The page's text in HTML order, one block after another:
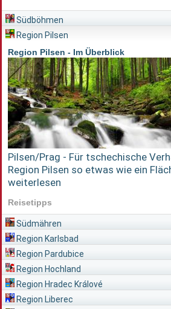
Südböhmen
Region Pilsen
Region Pilsen - Im Überblick
Pilsen/Prag - Für tschechische
Region Pilsen so etwas wie ein
weiterlesen
Reisetipps
Südmähren
Region Karlsbad
Region Pardubice
Region Hochland
Region Hradec Králové
Region Liberec